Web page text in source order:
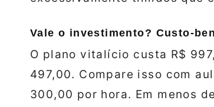
Vale o investimento?
O plano vitalício custa R$
497,00. Compare isso com
300,00 por hora. Em menos